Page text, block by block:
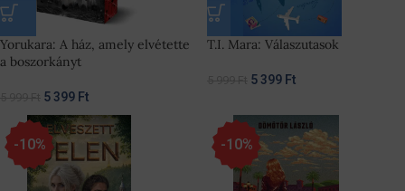
Yorukara: A ház, amely elvétette
a boszorkányt
5 399 Ft
T.I. Mara: Válaszutasok
5 399 Ft
-10% -10%